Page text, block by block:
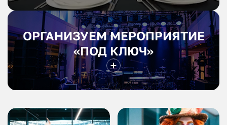
ОРГАНИЗУЕМ МЕРОПРИЯТИЕ
«ПОД КЛЮЧ»